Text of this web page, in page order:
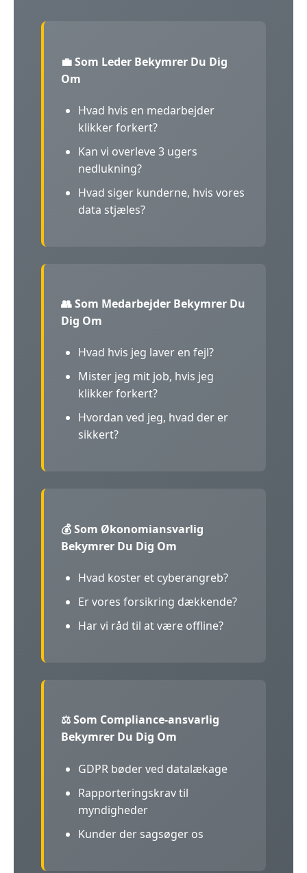
💼 Som Leder Bekymrer Du Dig
Om
Hvad hvis en medarbejder
klikker forkert?
Kan vi overleve 3 ugers
nedlukning?
Hvad siger kunderne, hvis vores
data stjæles?
👥 Som Medarbejder Bekymrer Du
Dig Om
Hvad hvis jeg laver en fejl?
Mister jeg mit job, hvis jeg
klikker forkert?
Hvordan ved jeg, hvad der er
sikkert?
💰 Som Økonomiansvarlig
Bekymrer Du Dig Om
Hvad koster et cyberangreb?
Er vores forsikring dækkende?
Har vi råd til at være offline?
⚖️ Som Compliance-ansvarlig
Bekymrer Du Dig Om
GDPR bøder ved datalækage
Rapporteringskrav til
myndigheder
Kunder der sagsøger os